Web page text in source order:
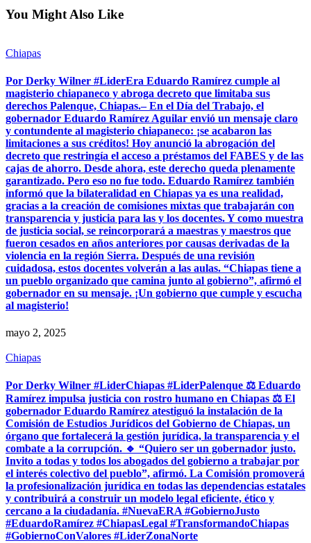
You Might Also Like
Chiapas
Por Derky Wilner #LiderEra Eduardo Ramírez cumple al
magisterio chiapaneco y abroga decreto que limitaba sus
derechos Palenque, Chiapas.– En el Día del Trabajo, el
gobernador Eduardo Ramírez Aguilar envió un mensaje claro
y contundente al magisterio chiapaneco: ¡se acabaron las
limitaciones a sus créditos! Hoy anunció la abrogación del
decreto que restringía el acceso a préstamos del FABES y de las
cajas de ahorro. Desde ahora, este derecho queda plenamente
garantizado. Pero eso no fue todo. Eduardo Ramírez también
informó que la bilateralidad en Chiapas ya es una realidad,
gracias a la creación de comisiones mixtas que trabajarán con
transparencia y justicia para las y los docentes. Y como muestra
de justicia social, se reincorporará a maestras y maestros que
fueron cesados en años anteriores por causas derivadas de la
violencia en la región Sierra. Después de una revisión
cuidadosa, estos docentes volverán a las aulas. “Chiapas tiene a
un pueblo organizado que camina junto al gobierno”, afirmó el
gobernador en su mensaje. ¡Un gobierno que cumple y escucha
al magisterio!
mayo 2, 2025
Chiapas
Por Derky Wilner #LiderChiapas #LiderPalenque ⚖️ Eduardo
Ramírez impulsa justicia con rostro humano en Chiapas ⚖️ El
gobernador Eduardo Ramírez atestiguó la instalación de la
Comisión de Estudios Jurídicos del Gobierno de Chiapas, un
órgano que fortalecerá la gestión jurídica, la transparencia y el
combate a la corrupción. 🔹 “Quiero ser un gobernador justo.
Invito a todas y todos los abogados del gobierno a trabajar por
el interés colectivo del pueblo”, afirmó. La Comisión promoverá
la profesionalización jurídica en todas las dependencias estatales
y contribuirá a construir un modelo legal eficiente, ético y
cercano a la ciudadanía. #NuevaERA #GobiernoJusto
#EduardoRamírez #ChiapasLegal #TransformandoChiapas
#GobiernoConValores #LiderZonaNorte